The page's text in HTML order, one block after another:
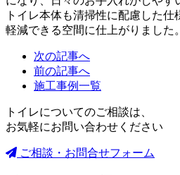
トイレ本体も清掃性に配慮した
軽減できる空間に仕上がりました。
次の記事へ
前の記事へ
施工事例一覧
トイレについてのご相談は、
お気軽にお問い合わせください
ご相談・お問合せフォーム